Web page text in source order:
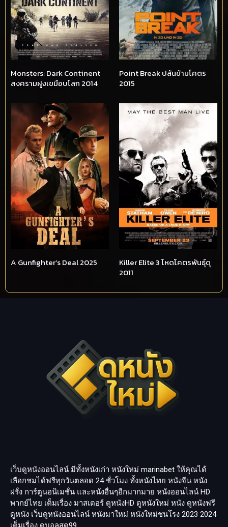
Monsters: Dark Continent
สงครามฝูงเขมือบโลก 2014
Point Break ปล้นข้ามโคตร
2015
A Gunfighter’s Deal 2025
Killer Elite 3 โหดโคตรพันธุ์ดุ
2011
เว็บดูหนังออนไลน์ มีทั้งหนังเก่า หนังใหม่ marinabet ให้คุณได้
เลือกชมได้ฟรีทุกวันตลอด 24 ชั่วโมง ทั้งหนังไทย หนังจีน หนัง
ฝรั่ง การ์ตูนอนิเมชั่น และหนังอื่นๆอีกมากมาย หนังออนไลน์ HD
พากย์ไทย เต็มเรื่อง มาสเตอร์ ดูหนังHD ดูหนังใหม่ หนัง ดูหนังฟรี
ดูหนัง เว็บดูหนังออนไลน์ หนังมาใหม่ หนังใหม่ชนโรง 2023 2024